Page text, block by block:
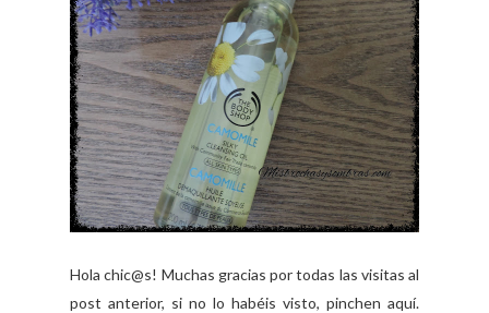
Hola chic@s! Muchas gracias por todas las visitas al
post anterior, si no lo habéis visto, pinchen aquí.